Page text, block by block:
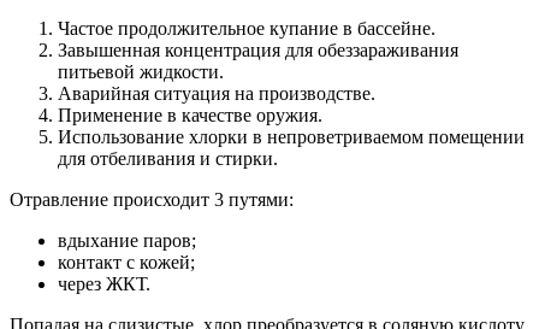
Частое продолжительное купание в бассейне.
Завышенная концентрация для обеззараживания
питьевой жидкости.
Аварийная ситуация на производстве.
Применение в качестве оружия.
Использование хлорки в непроветриваемом помещении
для отбеливания и стирки.
Отравление происходит 3 путями:
вдыхание паров;
контакт с кожей;
через ЖКТ.